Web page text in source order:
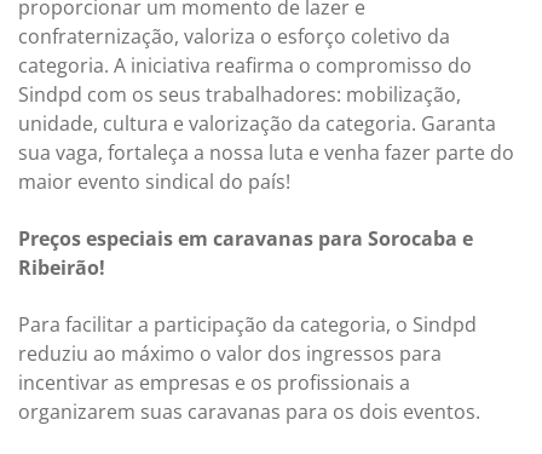
proporcionar um momento de lazer e
confraternização, valoriza o esforço coletivo da
categoria. A iniciativa reafirma o compromisso do
Sindpd com os seus trabalhadores: mobilização,
unidade, cultura e valorização da categoria. Garanta
sua vaga, fortaleça a nossa luta e venha fazer parte do
maior evento sindical do país!
Preços especiais em caravanas para Sorocaba e
Ribeirão!
Para facilitar a participação da categoria, o Sindpd
reduziu ao máximo o valor dos ingressos para
incentivar as empresas e os profissionais a
organizarem suas caravanas para os dois eventos.